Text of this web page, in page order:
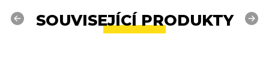
SOUVISEJÍCÍ PRODUKTY
Previous Next